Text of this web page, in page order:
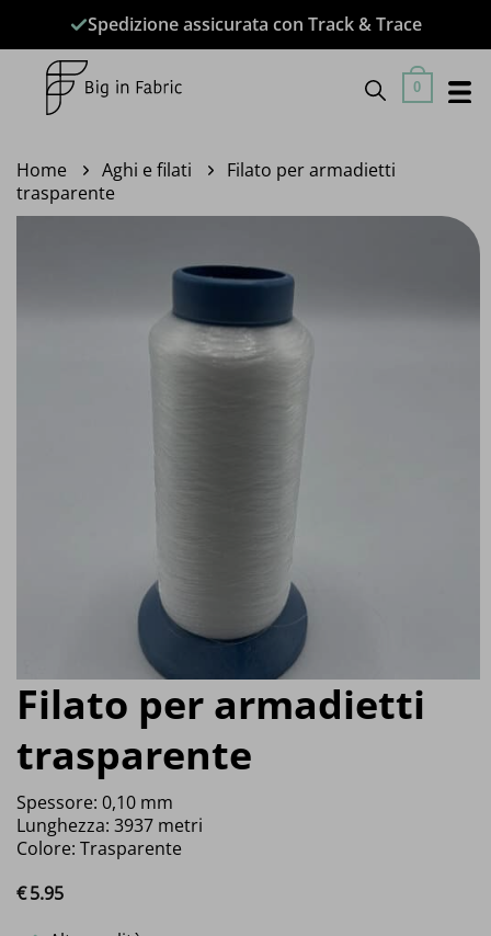
contenuti
Spedizione assicurata con Track & Trace
0
Home Aghi e filati
Filato per armadietti
trasparente
Filato per armadietti
trasparente
Spessore: 0,10 mm
Lunghezza: 3937 metri
Colore: Trasparente
€5.95